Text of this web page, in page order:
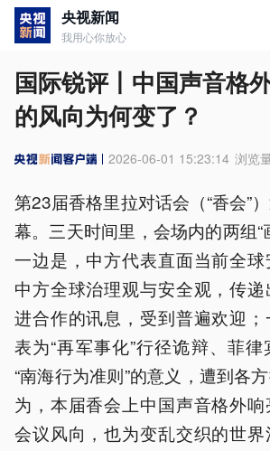
央视新闻
我用心你放心
国际锐评丨中国声音格
的风向为何变了？
2026-06-01 15:23:14 浏览
第23届香格里拉对话会（“香会”
幕。三天时间里，会场内的两组“
一边是，中方代表直面当前全
中方全球治理观与安全观，传
进合作的讯息，受到普遍欢迎
表为“再军事化”行径诡辩、菲
“南海行为准则”的意义，遭到各
为，本届香会上中国声音格外
会议风向，也为变乱交织的世